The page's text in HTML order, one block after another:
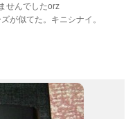
せんでしたorz
が似てた。キニシナイ。